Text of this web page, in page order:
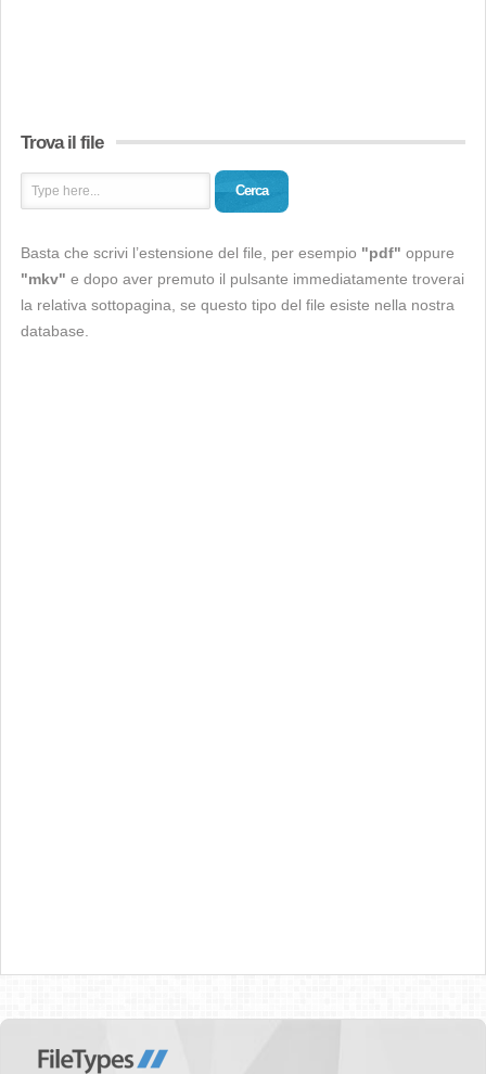
Trova il file
Cerca
Basta che scrivi l’estensione del file, per esempio "pdf" oppure
"mkv" e dopo aver premuto il pulsante immediatamente troverai
la relativa sottopagina, se questo tipo del file esiste nella nostra
database.